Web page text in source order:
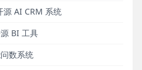
源 AI CRM 系统
BI 工具
数系统
平的提升以及版权意识的
长的发展态势。随着腾讯
进一步推动了中国在线音乐